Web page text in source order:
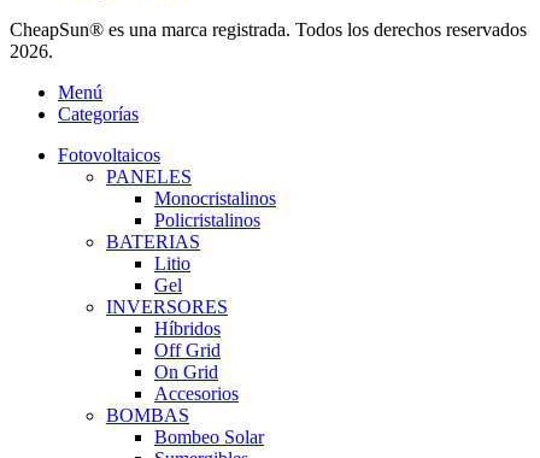
CheapSun® es una marca registrada. Todos los derechos reservados
2026.
Menú
Categorías
Fotovoltaicos
PANELES
Monocristalinos
Policristalinos
BATERIAS
Litio
Gel
INVERSORES
Híbridos
Off Grid
On Grid
Accesorios
BOMBAS
Bombeo Solar